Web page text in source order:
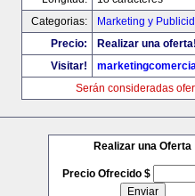
Categorias:
Marketing y
Precio:
Realizar una
Visitar!
Serán consideradas
Realizar una Oferta
Precio Ofrecido $